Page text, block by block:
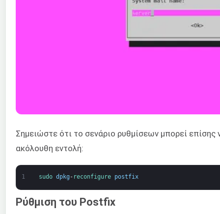
Σημειώστε ότι το σενάριο ρυθμίσεων μπορεί
ακόλουθη εντολή:
1 sudo dpkg - reconfigure postfix
Ρύθμιση του Postfix